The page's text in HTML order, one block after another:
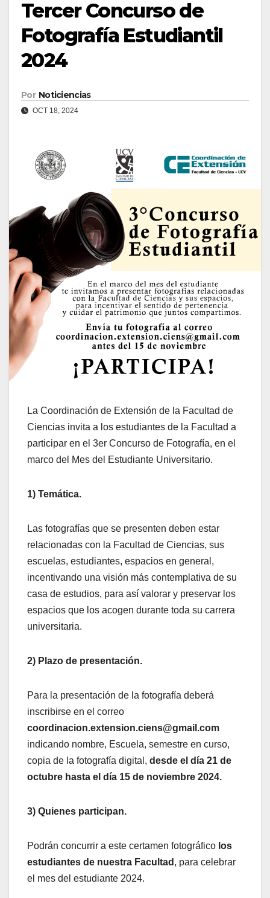
Tercer Concurso de
Fotografía Estudiantil
2024
Por Noticiencias
OCT 18, 2024
La Coordinación de Extensión de la Facultad de
Ciencias invita a los estudiantes de la Facultad a
participar en el 3er Concurso de Fotografía, en el
marco del Mes del Estudiante Universitario.
1) Temática.
Las fotografías que se presenten deben estar
relacionadas con la Facultad de Ciencias, sus
escuelas, estudiantes, espacios en general,
incentivando una visión más contemplativa de su
casa de estudios, para así valorar y preservar los
espacios que los acogen durante toda su carrera
universitaria.
2) Plazo de presentación.
Para la presentación de la fotografía deberá
inscribirse en el correo
coordinacion.extension.ciens@gmail.com
indicando nombre, Escuela, semestre en curso,
copia de la fotografía digital, desde el día 21 de
octubre hasta el día 15 de noviembre 2024.
3) Quienes participan.
Podrán concurrir a este certamen fotográfico los
estudiantes de nuestra Facultad , para celebrar
el mes del estudiante 2024.